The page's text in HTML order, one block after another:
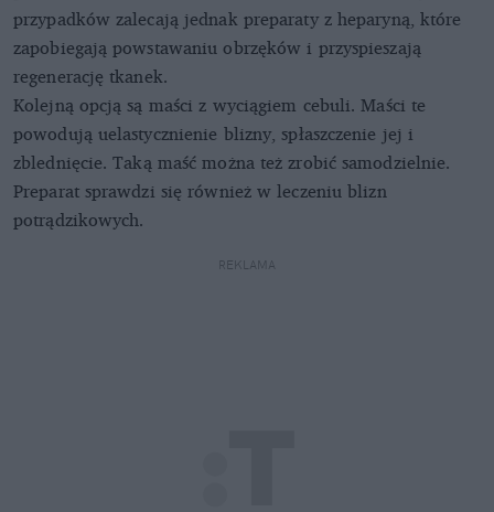
przypadków zalecają jednak preparaty z heparyną, które
zapobiegają powstawaniu obrzęków i przyspieszają
regenerację tkanek.
Kolejną opcją są maści z wyciągiem cebuli. Maści te
powodują uelastycznienie blizny, spłaszczenie jej i
zblednięcie. Taką maść można też zrobić samodzielnie.
Preparat sprawdzi się również w leczeniu blizn
potrądzikowych.
REKLAMA